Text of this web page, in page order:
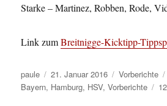
Starke – Martinez, Robben, Rode,
Link zumBreitnigge-Kicktipp-
Autor
paule
Veröffentlicht
am
21. Januar 2016 Kategorien
Vorberichte
Bayern, Hamburg, HSV,Vorberichte